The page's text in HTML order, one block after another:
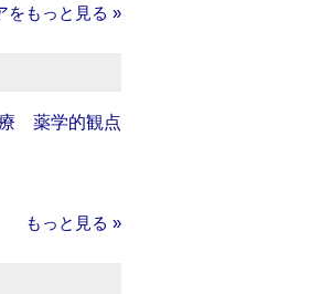
をもっと見る »
療 薬学的観点
もっと見る »